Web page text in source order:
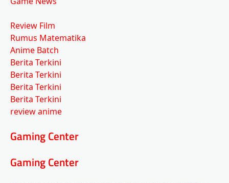
Review Film
Rumus Matematika
Anime Batch
Berita Terkini
Berita Terkini
Berita Terkini
Berita Terkini
review anime
Gaming Center
Gaming Center